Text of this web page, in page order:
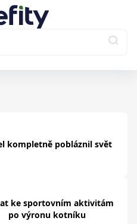
kompletně pobláznil svět
ke sportovním aktivitám
po výronu kotníku